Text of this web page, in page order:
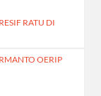
RATU DI
OERIP